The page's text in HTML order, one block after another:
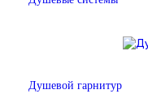
Душевой гарнитур